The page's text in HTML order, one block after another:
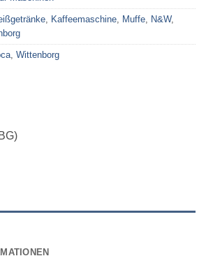
, Kaffeemaschine, Muffe, N&W,
, Wittenborg